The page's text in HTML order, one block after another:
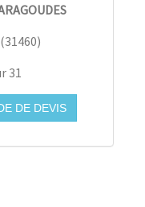
(31460)
31
DE DEVIS